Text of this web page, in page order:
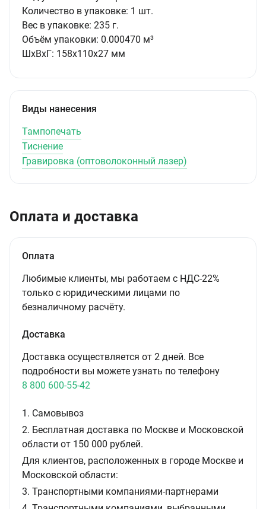
Количество в упаковке: 1 шт.
Вес в упаковке: 235 г.
Объём упаковки: 0.000470 м³
ШxВxГ: 158x110x27 мм
Виды нанесения
Тампопечать
Тиснение
Гравировка (оптоволоконный лазер)
Оплата и доставка
Оплата
Любимые клиенты, мы работаем с НДС-22%
только с юридическими лицами по
безналичному расчёту.
Доставка
Доставка осуществляется от 2 дней. Все
подробности вы можете узнать по телефону
8 800 600-55-42
1. Самовывоз
2. Бесплатная доставка по Москве и Московской
области от 150 000 рублей.
Для клиентов, расположенных в городе Москве и
Московской области:
3. Транспортными компаниями-партнерами